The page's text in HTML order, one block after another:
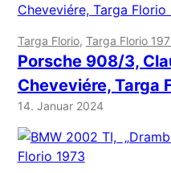
Targa Florio, Targa Florio
Porsche 908/3,
Cheveviére, Targa
14. Januar 2024